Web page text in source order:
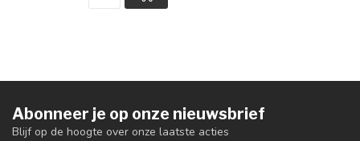
Abonneer je op onze nieuwsbrief
Blijf op de hoogte over onze laatste acties